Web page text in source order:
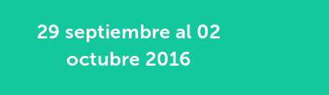
29 septiembre al 02
octubre 2016